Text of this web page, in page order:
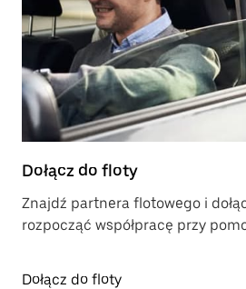
Dołącz do floty
Znajdź partnera flotowego i
rozpocząć współpracę przy
Dołącz do floty